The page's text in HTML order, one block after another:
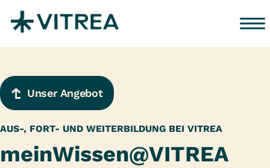
Unser Angebot
AUS-, FORT- UND WEITERBILDUNG BEI VITREA
meinWissen@VITREA